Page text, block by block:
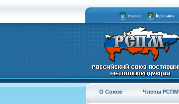
О Союзе Члены РСПМ